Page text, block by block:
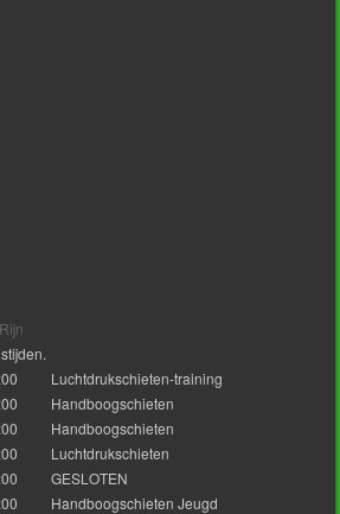
Luchtdrukschieten-training
Handboogschieten
Handboogschieten
Luchtdrukschieten
GESLOTEN
Handboogschieten Jeugd